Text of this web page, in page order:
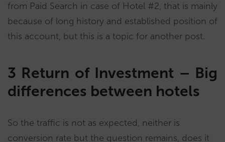
from Paid Search in case of Hotel #2, that is mainly
because of long history and established position of
this account, but this is a topic for another post.
3 Return of Investment – Big
differences between hotels
So the traffic is not as expected, neither is
conversion rate but the question remains, does it